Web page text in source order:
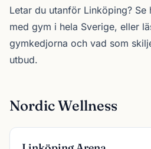
Letar du utanför Linköping? Se
med gym i hela Sverige, eller
gymkedjorna och vad som
utbud.
Nordic Wellness